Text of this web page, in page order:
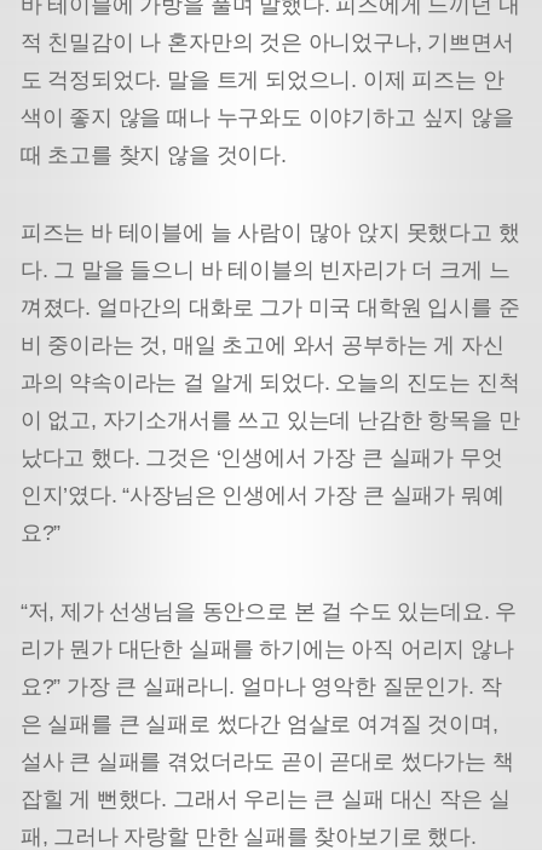
적 친밀감이 나 혼자만의 것은 아니었구나, 기쁘면서
도 걱정되었다. 말을 트게 되었으니. 이제 피즈는 안
색이 좋지 않을 때나 누구와도 이야기하고 싶지 않을
때 초고를 찾지 않을 것이다.
피즈는 바 테이블에 늘 사람이 많아 앉지 못했다고 했
다. 그 말을 들으니 바 테이블의 빈자리가 더 크게 느
껴졌다. 얼마간의 대화로 그가 미국 대학원 입시를 준
비 중이라는 것, 매일 초고에 와서 공부하는 게 자신
과의 약속이라는 걸 알게 되었다. 오늘의 진도는 진척
이 없고, 자기소개서를 쓰고 있는데 난감한 항목을 만
났다고 했다. 그것은 ‘인생에서 가장 큰 실패가 무엇
인지’였다. “사장님은 인생에서 가장 큰 실패가 뭐예
요?”
“저, 제가 선생님을 동안으로 본 걸 수도 있는데요. 우
리가 뭔가 대단한 실패를 하기에는 아직 어리지 않나
요?” 가장 큰 실패라니. 얼마나 영악한 질문인가. 작
은 실패를 큰 실패로 썼다간 엄살로 여겨질 것이며,
설사 큰 실패를 겪었더라도 곧이 곧대로 썼다가는 책
잡힐 게 뻔했다. 그래서 우리는 큰 실패 대신 작은 실
패, 그러나 자랑할 만한 실패를 찾아보기로 했다.